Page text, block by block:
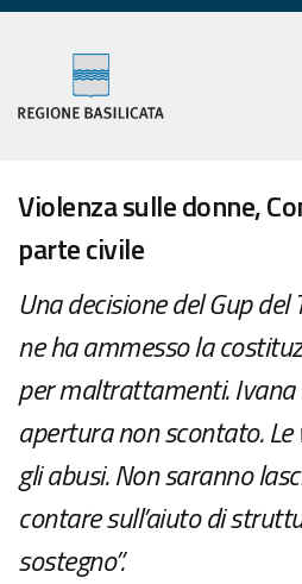
Violenza sulle donne,
parte civile
Una decisione del Gup
ne ha ammesso la
per maltrattamenti. Ivana
apertura non scontato.
gli abusi. Non saranno
contare sull’aiuto di
sostegno”.